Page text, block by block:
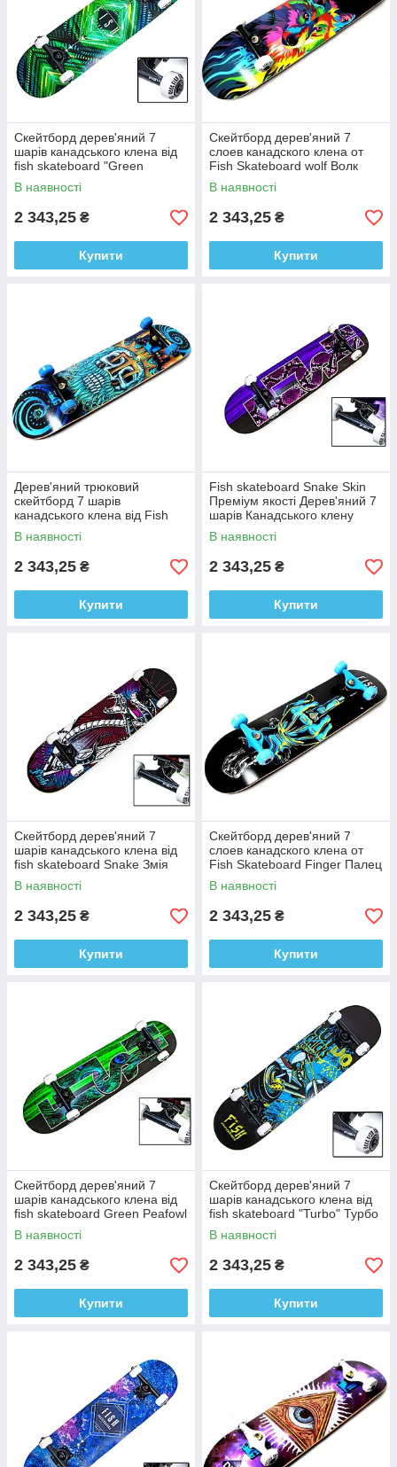
Скейтборд дерев'яний 7
шарів канадського клена від
fish skateboard "Green
Rhombus" Зелений ромб
1453521034
В наявності
2 343,25 ₴
Купити
Скейтборд дерев'яний 7
слоев канадского клена от
Fish Skateboard wolf Волк
614112850
В наявності
2 343,25 ₴
Купити
Дерев'яний трюковий
скейтборд 7 шарів
канадського клена від Fish
Neptune оригінал (синій)
В наявності
2 343,25 ₴
Купити
Fish skateboard Snake Skin
Преміум якості Дерев'яний 7
шарів Канадського клену
трюковий дека(Double Kick)
В наявності
2 343,25 ₴
Купити
Скейтборд дерев'яний 7
шарів канадського клена від
fish skateboard Snake Змія
113297824
В наявності
2 343,25 ₴
Купити
Скейтборд дерев'яний 7
слоев канадского клена от
Fish Skateboard Finger Палец
1736302984
В наявності
2 343,25 ₴
Купити
Скейтборд дерев'яний 7
шарів канадського клена від
fish skateboard Green Peafowl
Зелений павич 194679873
В наявності
2 343,25 ₴
Купити
Скейтборд дерев'яний 7
шарів канадського клена від
fish skateboard "Turbo" Турбо
2093307605
В наявності
2 343,25 ₴
Купити